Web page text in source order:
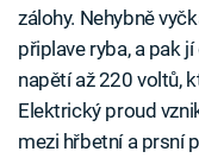
zálohy. Nehybně
připlave ryba, a pak
napětí až 220 voltů,
Elektrický proud
mezi hřbetní a prsní